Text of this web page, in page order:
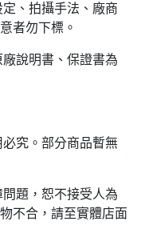
、拍攝手法、廠商
者勿下標。
說明書、保證書為
究。部分商品暫無
題，恕不接受人為
不合，請至實體店面